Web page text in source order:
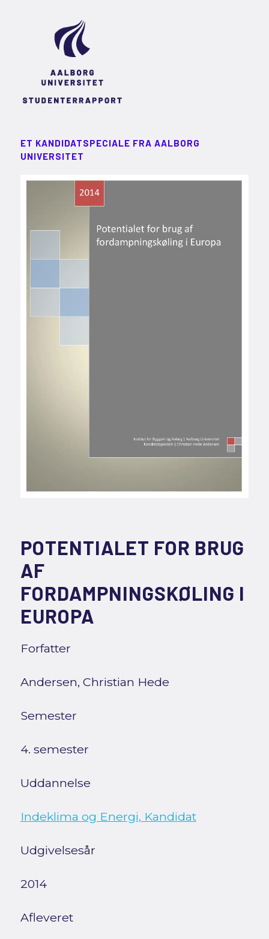
ET KANDIDATSPECIALE FRA AALBORG
UNIVERSITET
POTENTIALET FOR BRUG
AF
FORDAMPNINGSKØLING I
EUROPA
Forfatter
Andersen, Christian Hede
Semester
4. semester
Uddannelse
Indeklima og Energi, Kandidat
Udgivelsesår
2014
Afleveret